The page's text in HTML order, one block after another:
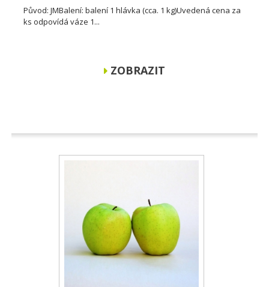
Původ: JMBalení: balení 1 hlávka (cca. 1 kg)Uvedená cena za
ks odpovídá váze 1...
ZOBRAZIT